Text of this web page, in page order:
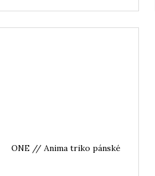
ONE // Anima triko pánské